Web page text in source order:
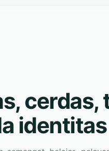
identitas
semangat belajar,